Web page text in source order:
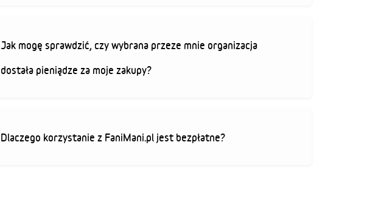
Jak mogę sprawdzić, czy wybrana przeze mnie organizacja
dostała pieniądze za moje zakupy?
Dlaczego korzystanie z FaniMani.pl jest bezpłatne?